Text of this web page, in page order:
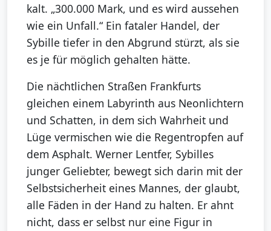
kalt. „300.000 Mark, und es wird aussehen
wie ein Unfall.“ Ein fataler Handel, der
Sybille tiefer in den Abgrund stürzt, als sie
es je für möglich gehalten hätte.
Die nächtlichen Straßen Frankfurts
gleichen einem Labyrinth aus Neonlichtern
und Schatten, in dem sich Wahrheit und
Lüge vermischen wie die Regentropfen auf
dem Asphalt. Werner Lentfer, Sybilles
junger Geliebter, bewegt sich darin mit der
Selbstsicherheit eines Mannes, der glaubt,
alle Fäden in der Hand zu halten. Er ahnt
nicht, dass er selbst nur eine Figur in